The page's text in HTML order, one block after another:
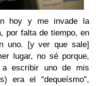
hoy y me invade la
por falta de tiempo, en
uno. [y ver que sale]
lugar, no sé porque,
a escribir uno de mis
era el “dequeísmo”,